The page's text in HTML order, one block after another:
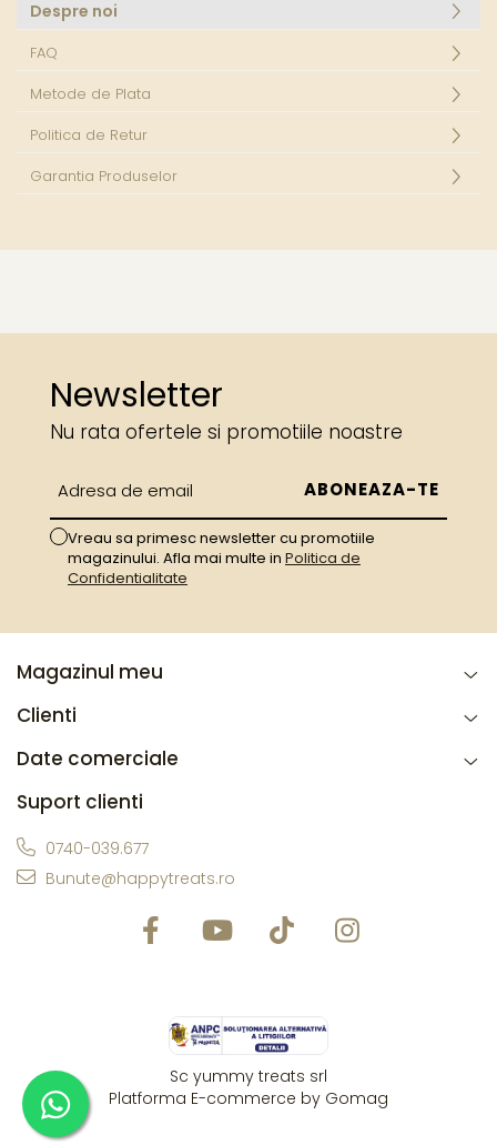
Despre noi
FAQ
Metode de Plata
Politica de Retur
Garantia Produselor
Newsletter
Nu rata ofertele si promotiile noastre
Vreau sa primesc newsletter cu promotiile
magazinului. Afla mai multe in Politica de
Confidentialitate
Magazinul meu
Clienti
Date comerciale
Suport clienti
0740-039.677
Bunute@happytreats.ro
Sc yummy treats srl
Platforma E-commerce by Gomag